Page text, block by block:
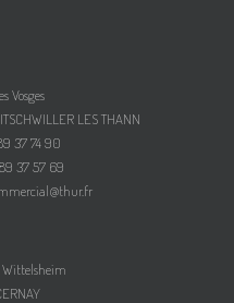
Vosges
LES THANN
37 74 90
37 57 69
Wittelsheim